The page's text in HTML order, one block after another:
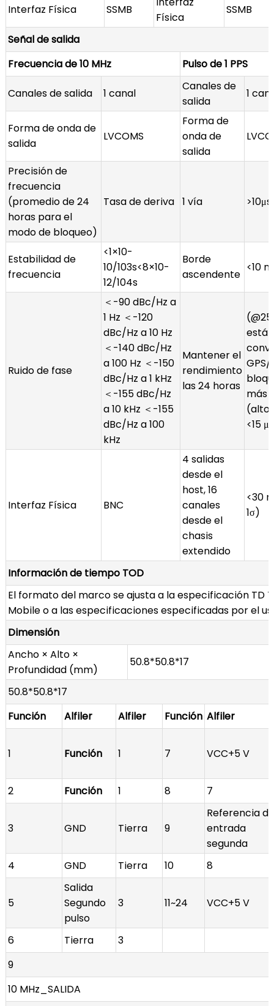
Interfaz Física SSMB
Física
SSMB
Señal de salida
Frecuencia de 10 MHz
Pulso de 1 PPS
Canales de salida 1 canal
Canales de
salida
1
Forma de onda de
salida
LVCOMS
Forma de
onda de
salida
Precisión de
frecuencia
(promedio de 24
horas para el
modo de bloqueo)
Tasa de deriva 1 vía >10μs
Estabilidad de
frecuencia
<1×10-
10/103s<8×10-
12/104s
Borde
ascendente
<10 ns
Ruido de fase
＜-90 dBc/Hz a
1 Hz ＜-120
dBc/Hz a 10 Hz
＜-140 dBc/Hz
a 100 Hz ＜-150
dBc/Hz a 1 kHz
＜-155 dBc/Hz
a 10 kHz ＜-155
dBc/Hz a 100
kHz
Mantener el
rendimiento
las 24 horas
GPS/
más
(alto
<15
Interfaz Física BNC
4 salidas
desde el
host, 16
canales
desde el
chasis
extendido
<30
1σ)
Información de tiempo TOD
El formato del marco se ajusta a la especificación TD
Mobile o a las especificaciones especificadas por el
Dimensión
Ancho × Alto ×
Profundidad (mm)
50.8*50.8*17
50.8*50.8*17
Función
Alfiler Alfiler Función Alfiler
1 Función 1 7 VCC+5 V
2 Función 1 8 7
3 GND Tierra 9
Referencia de
entrada
segunda
4
GND Tierra 10 8
5
Salida
Segundo
pulso
3 11~24 VCC+5 V
6 Tierra
3
9
10 MHz_SALIDA